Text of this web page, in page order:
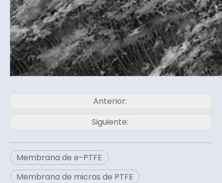
Anterior:
Siguiente:
Membrana de e-PTFE
Membrana de micras de PTFE